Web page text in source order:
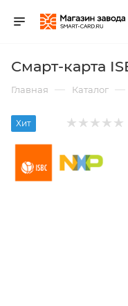
Смарт-карта
Главная — Каталог —
Хит